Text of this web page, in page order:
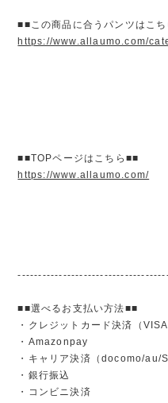
■■この商品に合うパンツはこ
https://www.allaumo.com/
■■TOPページはこちら■■
https://www.allaumo.com/
■■選べるお支払い方法■■
・クレジットカード決済（
・Amazonpay
・キャリア決済（docomo/au/
・銀行振込
・コンビニ決済